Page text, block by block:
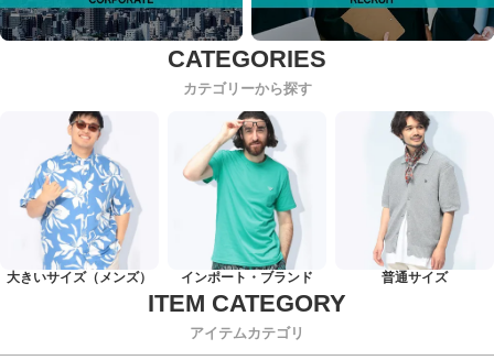
カテゴリーから探す
大きいサイズ（メンズ） インポート・ブランド 普通サイズ
アイテムカテゴリ